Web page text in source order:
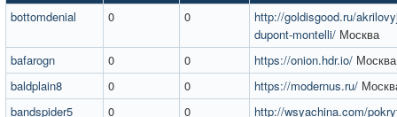
bottomdenial
0 0
http://goldisgood.ru/
dupont-montelli/ Москва
bafarogn
0 0 https://onion.hdr.io/ Москва
baldplain8
0 0 https://modernus.ru/
bandspider5
0 0
http://wsyachina.com/